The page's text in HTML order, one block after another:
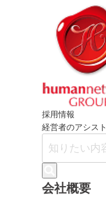
採用情報
経営者のアシスト
会社概要